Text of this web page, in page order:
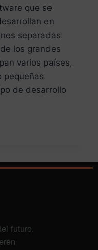
que se
en
separadas
los grandes
varios países,
pequeñas
de desarrollo
futuro.